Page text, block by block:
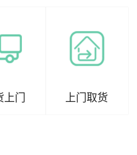
上门 上门取货